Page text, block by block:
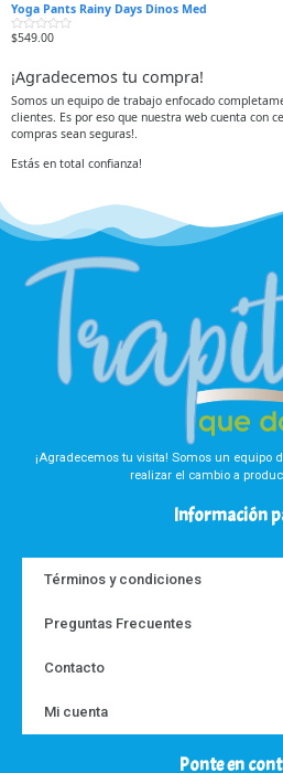
e
5
o
e
n
0
5
l
o
r
a
e
n
0
d
e
5
Yoga Pants Rainy Days Dinos Med
V
o
r
a
d
o
n
d
$549.00
¡Agradecemos tu compra!
Somos un equipo de trabajo enfocado
clientes. Es por eso que nuestra web cuenta con
compras sean seguras!.
Estás en total confianza!
¡Agradecemos tu visita! Somos un equipo
realizar el cambio a
Información
Términos y condiciones
Preguntas Frecuentes
Contacto
Mi cuenta
Ponte en